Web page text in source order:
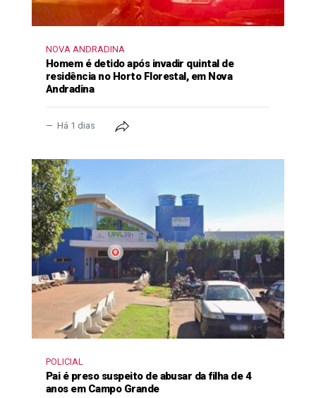
NOVA ANDRADINA
Homem é detido após invadir quintal de
residência no Horto Florestal, em Nova
Andradina
Há 1 dias
POLICIAL
Pai é preso suspeito de abusar da filha de 4
anos em Campo Grande